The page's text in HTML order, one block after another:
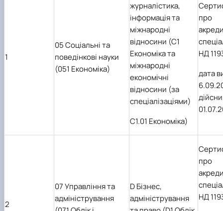
1
05 Соціальні та
поведінкові науки
(051 Економіка)
журналістика,
інформація та
міжнародні
відносини (C1
Економіка та
міжнародні
економічні
відносини (за
спеціалізаціями)
C1.01 Економіка)
про
НД
дата
2
07 Управління та
адміністрування
D Бізнес,
адміністрування
про
НД